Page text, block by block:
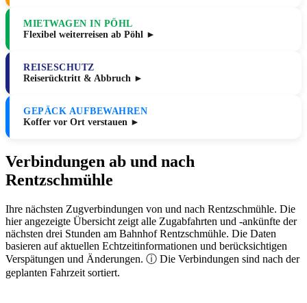
MIETWAGEN IN PÖHL
Flexibel weiterreisen ab Pöhl ►
REISESCHUTZ
Reiserücktritt & Abbruch ►
GEPÄCK AUFBEWAHREN
Koffer vor Ort verstauen ►
Verbindungen ab und nach
Rentzschmühle
Ihre nächsten Zugverbindungen von und nach Rentzschmühle. Die
hier angezeigte Übersicht zeigt alle Zugabfahrten und -ankünfte der
nächsten drei Stunden am Bahnhof Rentzschmühle. Die Daten
basieren auf aktuellen Echtzeitinformationen und berücksichtigen
Verspätungen und Änderungen. ⓘ Die Verbindungen sind nach der
geplanten Fahrzeit sortiert.